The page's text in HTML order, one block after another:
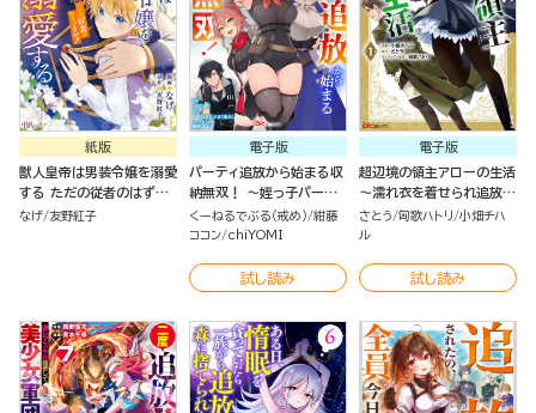
紙版
獣人皇帝は男装令嬢を溺愛
する ただの従者のはずで
すが！（１）
なげ 友野紅子
電子版
パーティ追放から始まる収
納無双！ ～姪っ子パーテ
ィといく最強ハーレム成り
上がり～ コミック版（分冊
くーねるでぶる（戒め） 紺藤
ココン chiYOMI
試し読み
電子版
超辺境の領主アローの生活
～濡れ衣を着せられ追放さ
れましたが、二人の女神と
新生活を送ります～ コミッ
さとう 匈歌ハトリ 小畑チハ
ル
試し読み